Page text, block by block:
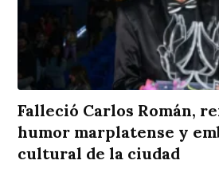
Falleció Carlos Román,
humor marplatense y
cultural de la ciudad